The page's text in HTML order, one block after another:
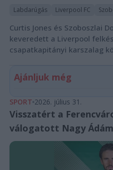
Labdarúgás Liverpool FC
Curtis Jones és Szoboszlai
keveredett a Liverpool
csapatkapitányi karszalag
Ajánljuk még
SPORT 2026. július 31.
Visszatért a
válogatott Nagy Ádám